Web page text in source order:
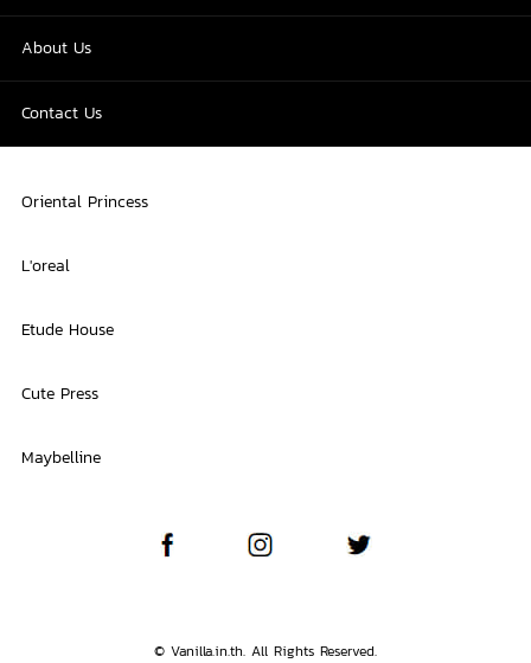
About Us
Contact Us
Oriental Princess
L'oreal
Etude House
Cute Press
Maybelline
© Vanilla.in.th. All Rights Reserved.